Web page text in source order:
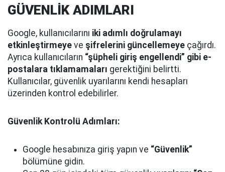
GÜVENLİK ADIMLARI
Google, kullanıcılarını iki adımlı doğrulamayı
etkinleştirmeye ve şifrelerini güncellemeye çağırdı.
Ayrıca kullanıcıların “şüpheli giriş engellendi” gibi e-
postalara tıklamamaları gerektiğini belirtti.
Kullanıcılar, güvenlik uyarılarını kendi hesapları
üzerinden kontrol edebilirler.
Güvenlik Kontrolü Adımları:
Google hesabınıza giriş yapın ve “Güvenlik”
bölümüne gidin.